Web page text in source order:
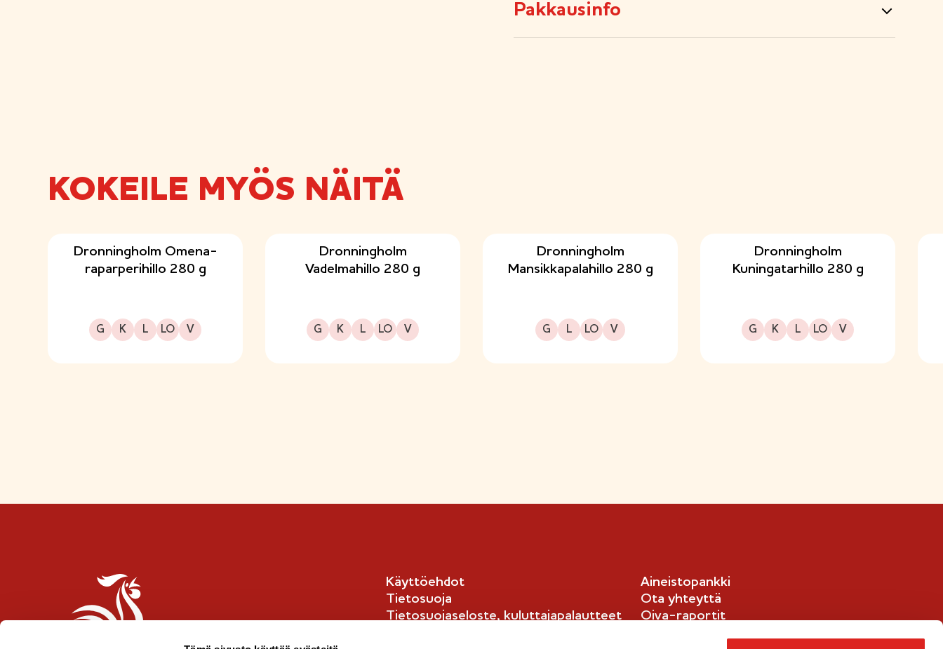
Pakkausinfo
KOKEILE MYÖS NÄITÄ
Dronningholm Omena-
raparperihillo 280 g
G
Gluteeniton K
Kuitupitoinen L
Laktoositon LO
Sopii lakto-ovo ruokavalioon V
Sopii vegaaniseen ruokavalioon
Dronningholm
Vadelmahillo 280 g
G
Gluteeniton K
Kuitupitoinen L
Laktoositon LO
Sopii lakto-ovo ruokavalioon V
Sopii vegaaniseen ruokavalioon
Dronningholm
Mansikkapalahillo 280 g
G
Gluteeniton L
Laktoositon LO
Sopii lakto-ovo ruokavalioon V
Sopii vegaaniseen ruokavalioon
Dronningholm
Kuningatarhillo 280 g
G
Gluteeniton K
Kuitupitoinen L
Laktoositon LO
Sopii lakto-ovo ruokavalioon V
Sopii vegaaniseen ruokavalioon
Käyttöehdot
Tietosuoja
Tietosuojaseloste, kuluttajapalautteet
Aineistopankki
Ota yhteyttä
Oiva-raportit